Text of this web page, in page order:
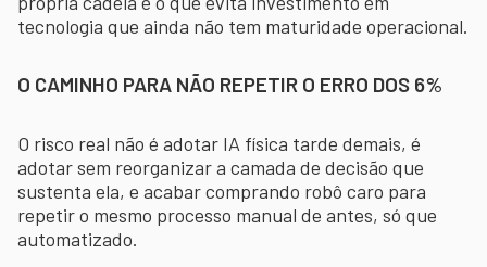
tecnologia que ainda não tem maturidade operacional.
O CAMINHO PARA NÃO REPETIR O ERRO DOS 6%
O risco real não é adotar IA física tarde demais, é
adotar sem reorganizar a camada de decisão que
sustenta ela, e acabar comprando robô caro para
repetir o mesmo processo manual de antes, só que
automatizado.